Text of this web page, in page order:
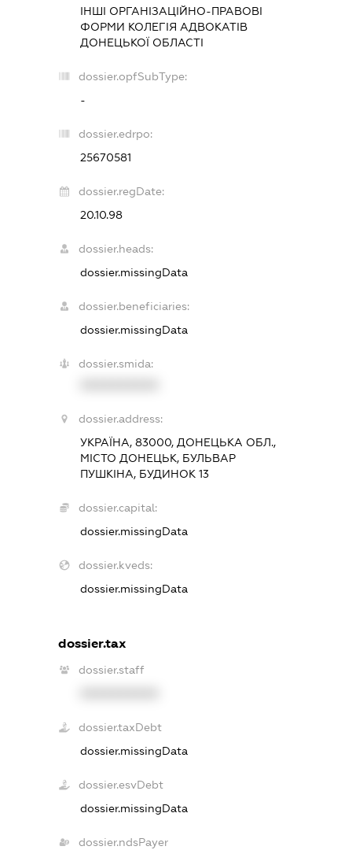
ІНШІ ОРГАНІЗАЦІЙНО-ПРАВОВІ
ФОРМИ КОЛЕГІЯ АДВОКАТІВ
ДОНЕЦЬКОЇ ОБЛАСТІ
dossier.opfSubType:
-
dossier.edrpo:
25670581
dossier.regDate:
20.10.98
dossier.heads:
dossier.missingData
dossier.beneficiaries:
dossier.missingData
dossier.smida:
dossier.address:
УКРАЇНА, 83000, ДОНЕЦЬКА ОБЛ.,
МІСТО ДОНЕЦЬК, БУЛЬВАР
ПУШКІНА, БУДИНОК 13
dossier.capital:
dossier.missingData
dossier.kveds:
dossier.missingData
dossier.tax
dossier.staff
dossier.taxDebt
dossier.missingData
dossier.esvDebt
dossier.missingData
dossier.ndsPayer